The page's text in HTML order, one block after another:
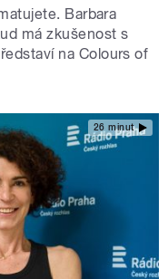
Barbara
má zkušenost s
na Colours of
26 minut